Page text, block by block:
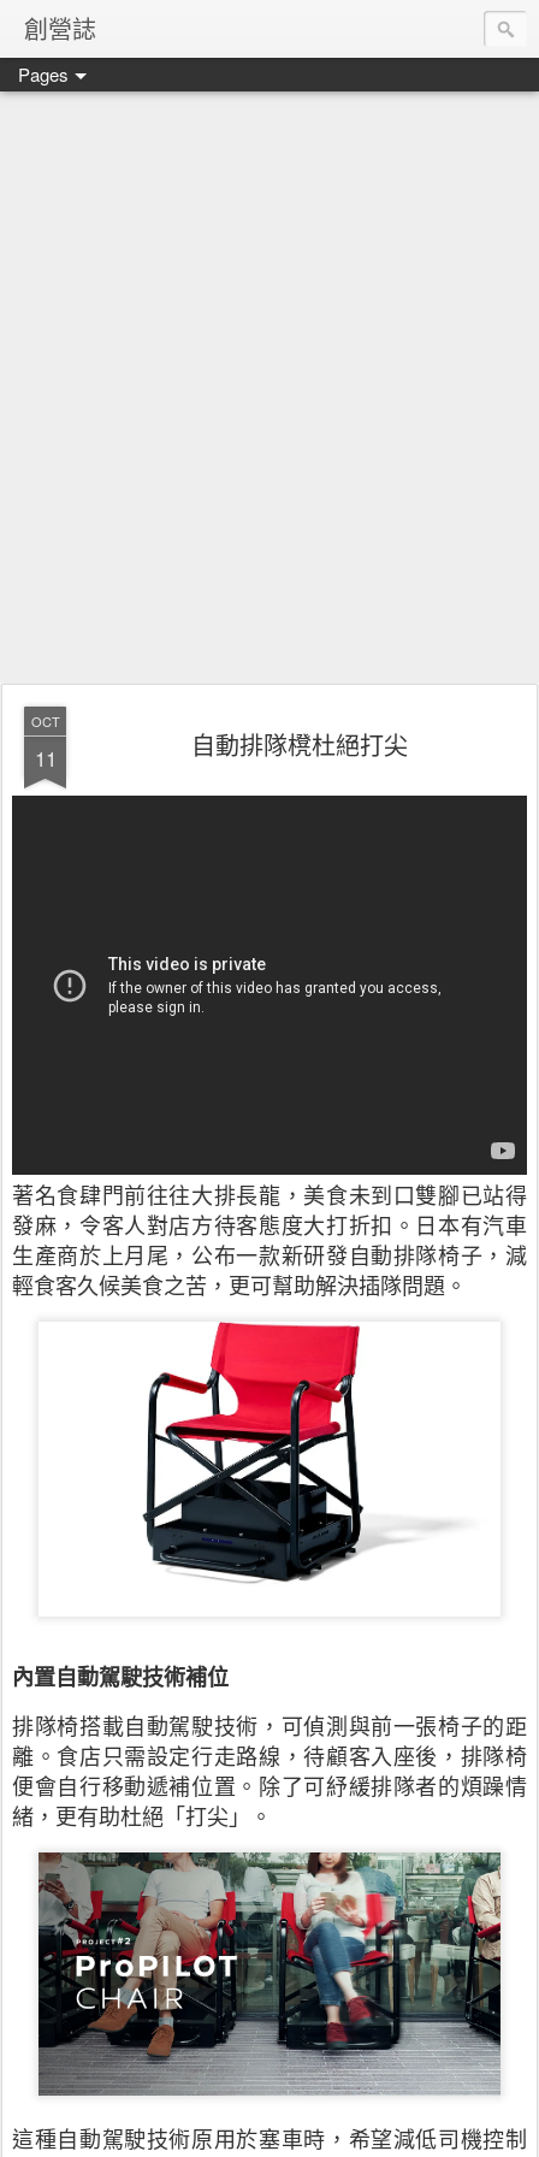
創營誌
Pages
OCT
11 自動排隊櫈杜絕打尖
著名食肆門前往往大排長龍，美食未到口雙腳已站得
發麻，令客人對店方待客態度大打折扣。日本有汽車
生產商於上月尾，公布一款新研發自動排隊椅子，減
輕食客久候美食之苦，更可幫助解決插隊問題。
內置自動駕駛技術補位
排隊椅搭載自動駕駛技術，可偵測與前一張椅子的距
離。食店只需設定行走路線，待顧客入座後，排隊椅
便會自行移動遞補位置。除了可紓緩排隊者的煩躁情
緒，更有助杜絕「打尖」。
這種自動駕駛技術原用於塞車時，希望減低司機控制